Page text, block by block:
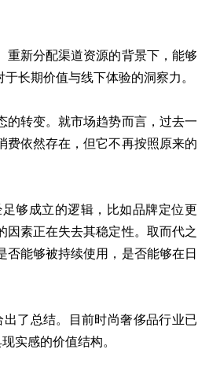
新分配渠道资源的背景下，能够
长期价值与线下体验的洞察力。
转变。就市场趋势而言，过去一
依然存在，但它不再按照原来的
够成立的逻辑，比如品牌定位更
素正在失去其稳定性。取而代之
能够被持续使用，是否能够在日
了总结。目前时尚奢侈品行业已
实感的价值结构。